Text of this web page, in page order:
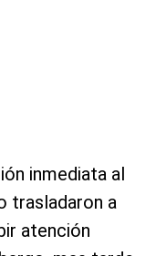
inmediata al
trasladaron a
atención